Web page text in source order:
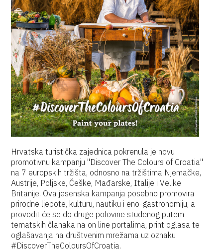
Hrvatska turistička zajednica pokrenula je novu
promotivnu kampanju "Discover The Colours of Croatia"
na 7 europskih tržišta, odnosno na tržištima Njemačke,
Austrije, Poljske, Češke, Mađarske, Italije i Velike
Britanije. Ova jesenska kampanja posebno promovira
prirodne ljepote, kulturu, nautiku i eno-gastronomiju, a
provodit će se do druge polovine studenog putem
tematskih članaka na on line portalima, print oglasa te
oglašavanja na društvenim mrežama uz oznaku
#DiscoverTheColoursOfCroatia.